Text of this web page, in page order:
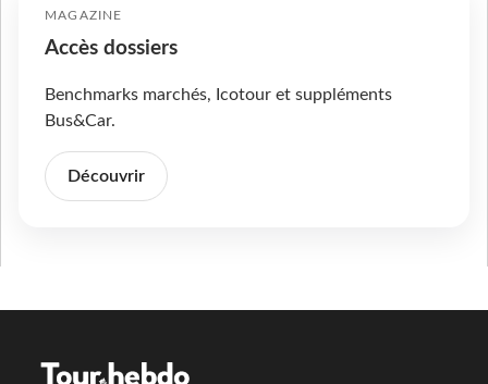
MAGAZINE
Accès dossiers
Benchmarks marchés, Icotour et suppléments
Bus&Car.
Découvrir